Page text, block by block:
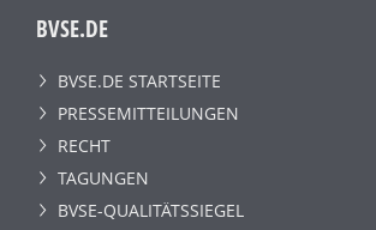
BVSE.DE
BVSE.DE STARTSEITE
PRESSEMITTEILUNGEN
RECHT
TAGUNGEN
BVSE-QUALITÄTSSIEGEL